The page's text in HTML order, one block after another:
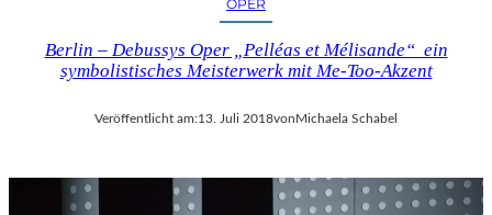
OPER
Berlin – Debussys Oper „Pelléas et Mélisande“ ein
symbolistisches Meisterwerk mit Me-Too-Akzent
Veröffentlicht am:13. Juli 2018vonMichaela Schabel